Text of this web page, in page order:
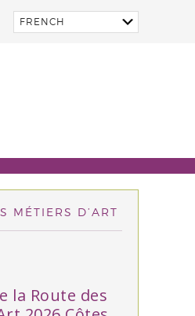
MÉTIERS D’ART
la Route des